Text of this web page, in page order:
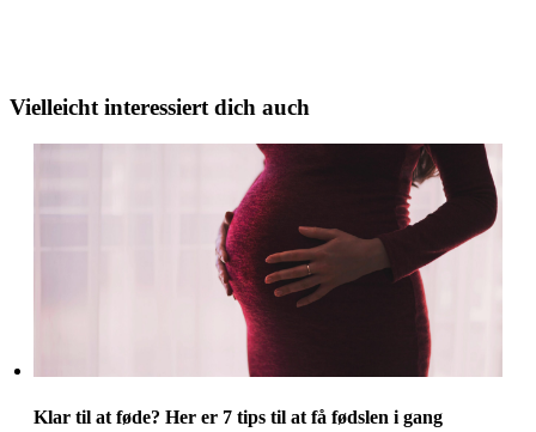
Vielleicht interessiert dich auch
Klar til at føde? Her er 7 tips til at få fødslen i gang